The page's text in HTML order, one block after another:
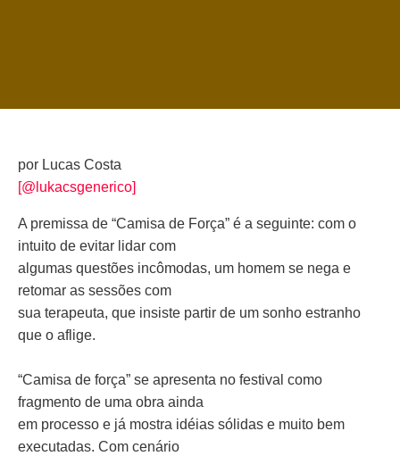
por Lucas Costa
[@lukacsgenerico]
A premissa de “Camisa de Força” é a seguinte: com o
intuito de evitar lidar com
algumas questões incômodas, um homem se nega e
retomar as sessões com
sua terapeuta, que insiste partir de um sonho estranho
que o aflige.
“Camisa de força” se apresenta no festival como
fragmento de uma obra ainda
em processo e já mostra idéias sólidas e muito bem
executadas. Com cenário